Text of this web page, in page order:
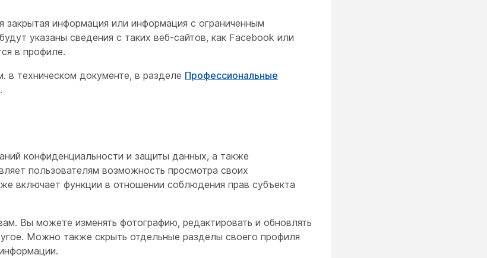
информация или информация с ограниченным
указаны сведения с таких веб-сайтов, как Facebook или
в профиле.
техническом документе, в разделе Профессиональные
.
конфиденциальности и защиты данных, а также
пользователям возможность просмотра своих
включает функции в отношении соблюдения прав субъекта
Вы можете изменять фотографию, редактировать и обновлять
Можно также скрыть отдельные разделы своего профиля